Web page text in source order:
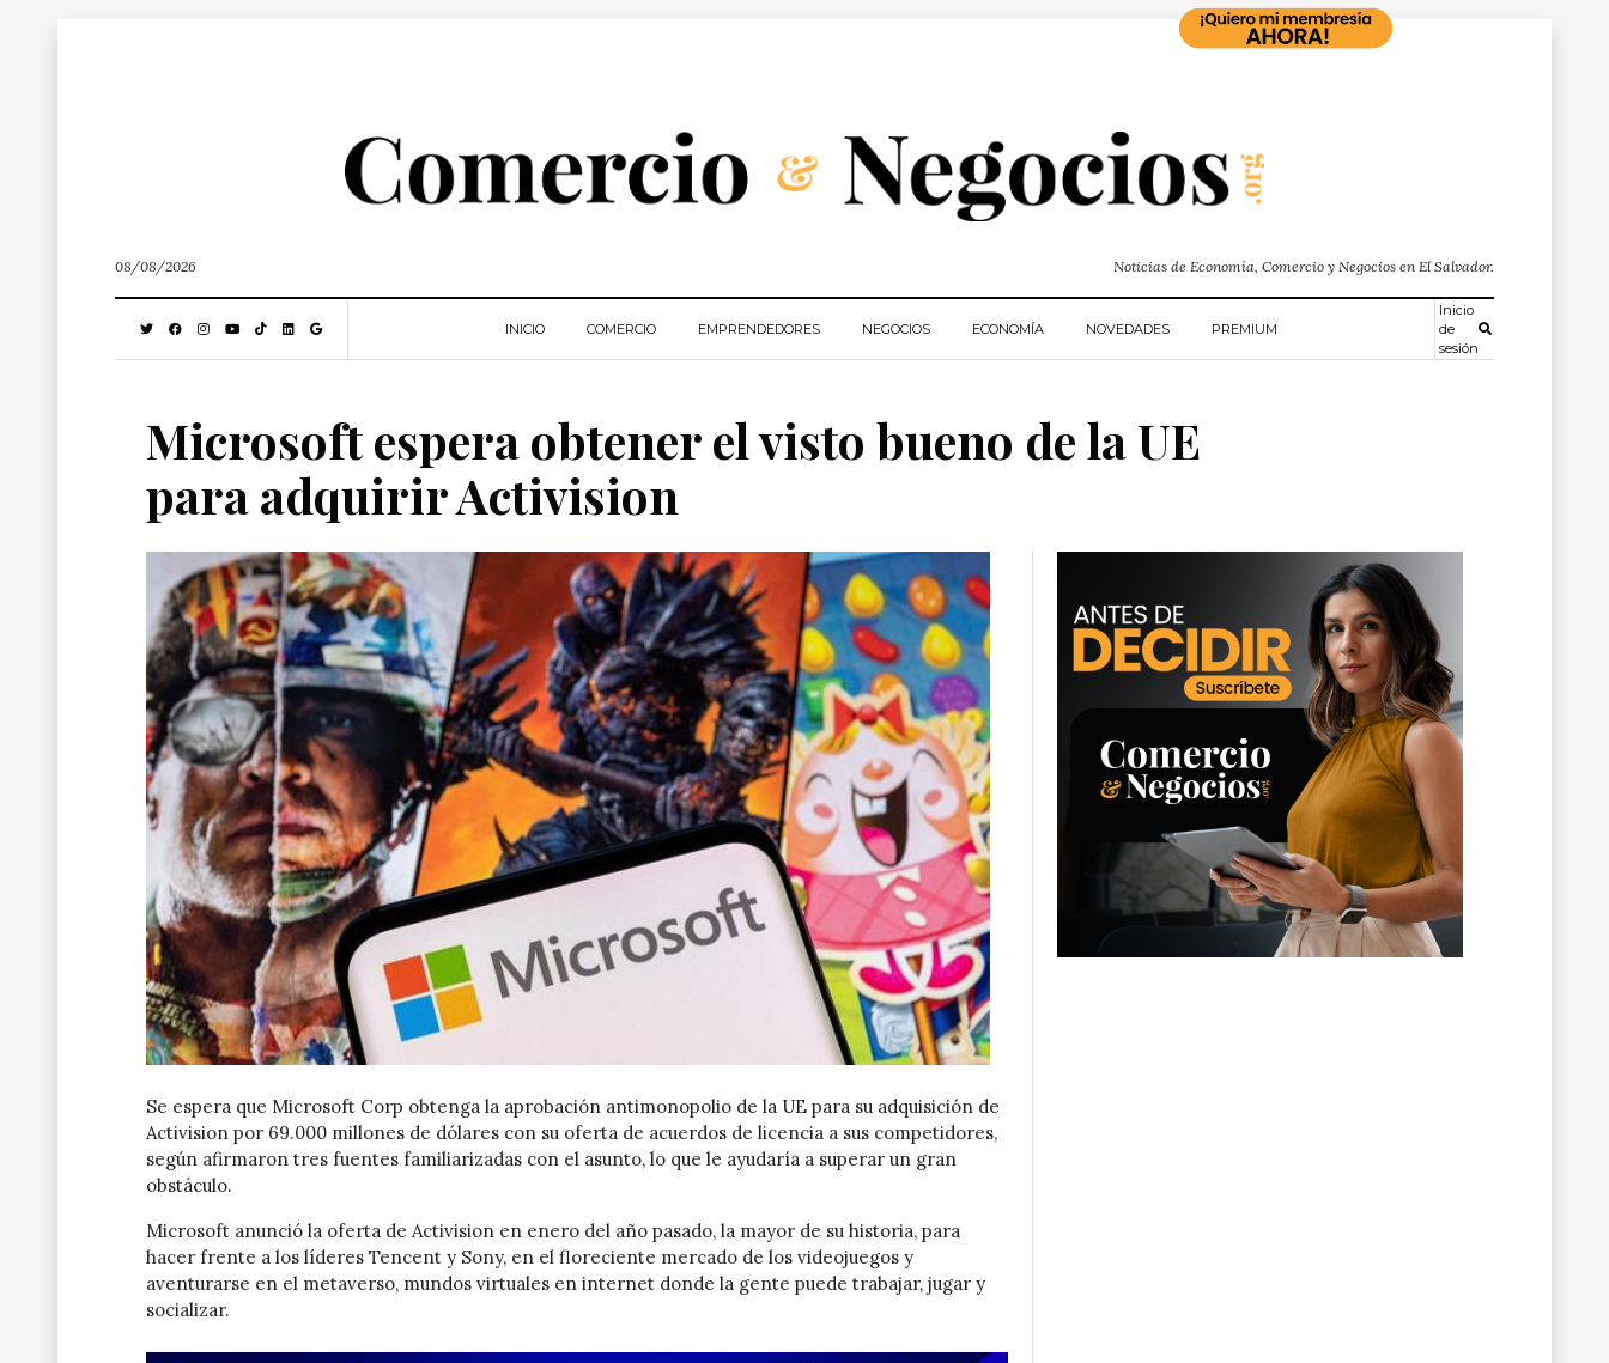
08/08/2026 Noticias de Economía, Comercio y Negocios en El Salvador.
INICIO COMERCIO EMPRENDEDORES NEGOCIOS ECONOMÍA NOVEDADES PREMIUM
Inicio
de
sesión
Microsoft espera obtener el visto bueno de la UE
para adquirir Activision
Se espera que Microsoft Corp obtenga la aprobación antimonopolio de la UE para su adquisición de
Activision por 69.000 millones de dólares con su oferta de acuerdos de licencia a sus competidores,
según afirmaron tres fuentes familiarizadas con el asunto, lo que le ayudaría a superar un gran
obstáculo.
Microsoft anunció la oferta de Activision en enero del año pasado, la mayor de su historia, para
hacer frente a los líderes Tencent y Sony, en el floreciente mercado de los videojuegos y
aventurarse en el metaverso, mundos virtuales en internet donde la gente puede trabajar, jugar y
socializar.